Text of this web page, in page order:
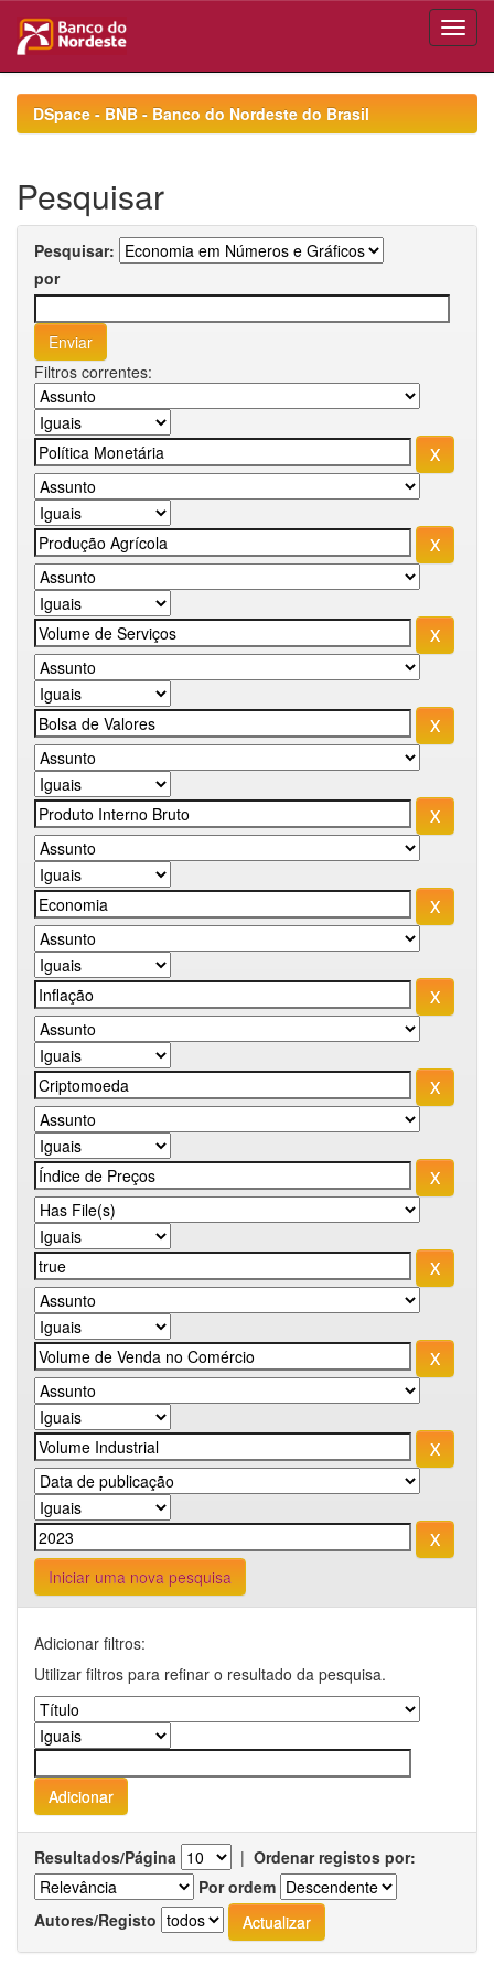
navigationDSpace - BNB - Banco do Nordeste do Brasil
Pesquisar
Pesquisar:
por
Filtros correntes:
Iniciar uma nova pesquisa
Adicionar filtros:
Utilizar filtros para refinar o resultado da pesquisa.
Resultados/Página | Ordenar registos por:
Por ordem
Autores/Registo